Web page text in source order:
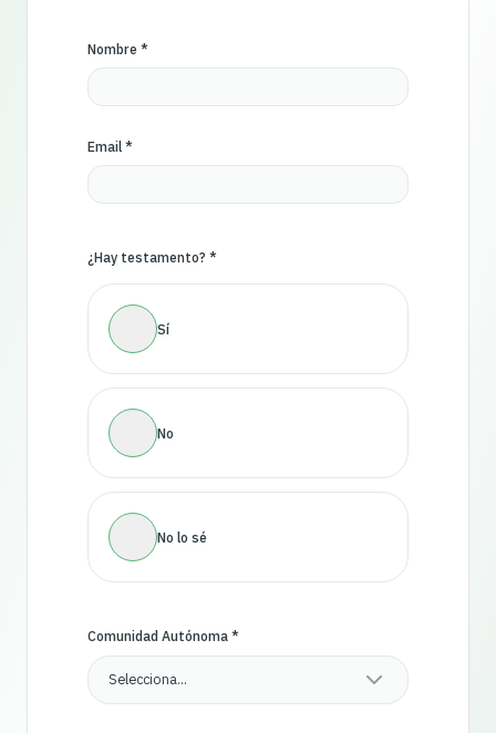
Nombre *
Email *
¿Hay testamento? *
Sí
No
No lo sé
Comunidad Autónoma *
Selecciona…